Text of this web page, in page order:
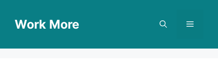
contentWork More Menu